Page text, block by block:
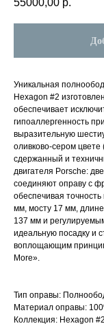
55000,00 р.
Уникальная
Hexagon #2
обеспечивает
гипоаллергенность
выразительную
оливково-сером цвете
сдержанный и
двигателя Porsche:
соединяют оправу с
обеспечивая
мм, мосту 17 мм,
137 мм и
идеальную посадку и
воплощающим
More».
Тип оправы:
Материал оправы:
Коллекция: Hexagon #2